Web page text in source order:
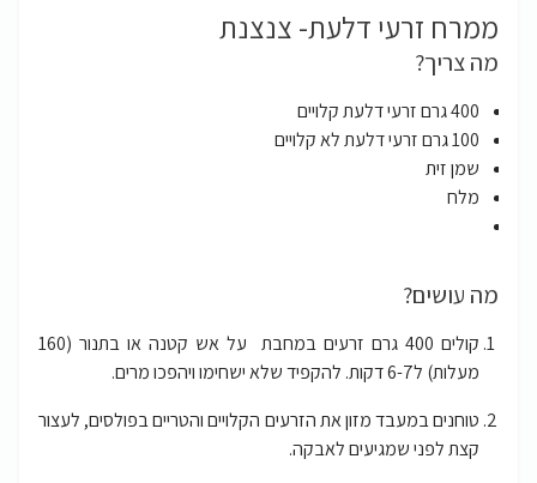
ממרח זרעי דלעת- צנצנת
מה צריך?
400 גרם זרעי דלעת קלויים
100 גרם זרעי דלעת לא קלויים
שמן זית
מלח
מה עושים?
קולים 400 גרם זרעים במחבת על אש קטנה או בתנור (160
מעלות) ל6-7 דקות. להקפיד שלא ישחימו ויהפכו מרים.
טוחנים במעבד מזון את הזרעים הקלויים והטריים בפולסים, לעצור
קצת לפני שמגיעים לאבקה.